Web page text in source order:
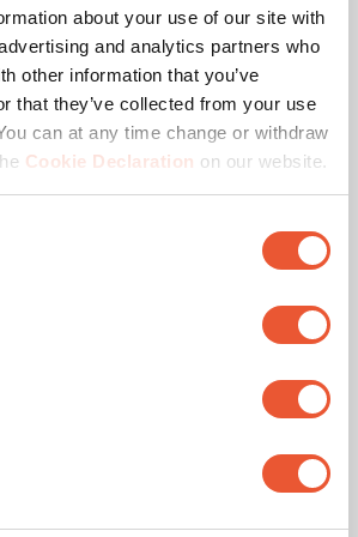
about your use of our site with
and analytics partners who
other information that you’ve
that they’ve collected from your use
can at any time change or withdraw
Cookie Declaration on our website.
umfangreiche Tests mit Erfolg
Qualitätsstandards vom TÜV Nord
werden mit mindestens dem 5-
unabhängige Zertifizierungsstelle
für exzellente Qualität anerkannt.